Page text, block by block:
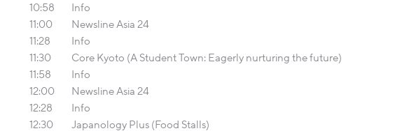
10:58
Info
11:00
Newsline Asia 24
11:28
Info
11:30
Core Kyoto (A Student Town: Eagerly nurturing the future)
11:58
Info
12:00
Newsline Asia 24
12:28
Info
12:30
Japanology Plus (Food Stalls)